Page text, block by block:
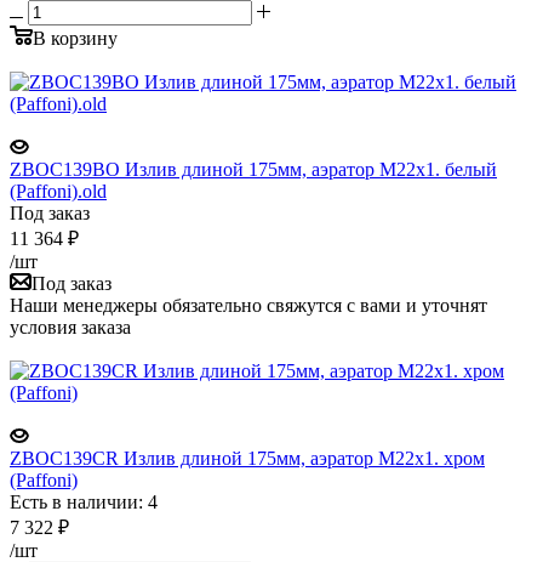
В корзину
ZBOC139BO Излив длиной 175мм, аэратор М22x1. белый
(Paffoni).old
Под заказ
11 364 ₽
/шт
Под заказ
Наши менеджеры обязательно свяжутся с вами и уточнят
условия заказа
ZBOC139CR Излив длиной 175мм, аэратор М22x1. хром
(Paffoni)
Есть в наличии: 4
7 322 ₽
/шт